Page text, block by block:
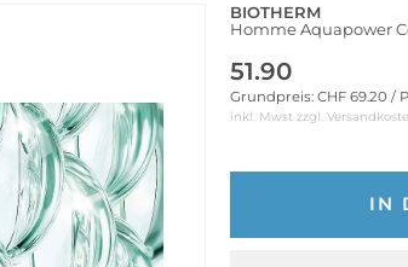
BIOTHERM
Homme Aquapower
51.90
Grundpreis: CHF 69.20 /
inkl. Mwst zzgl.
IN